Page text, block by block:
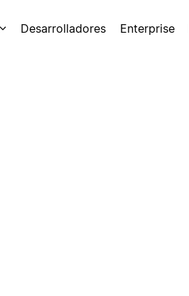
Desarrolladores Enterprise